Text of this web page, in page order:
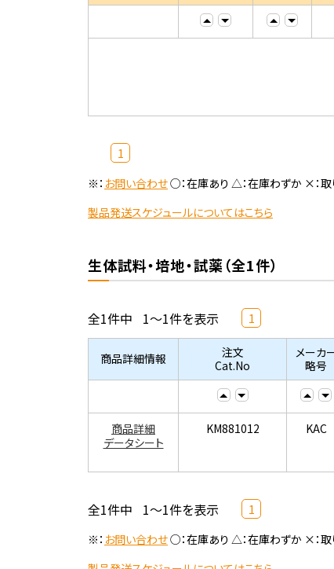
1
※： お問い合わせ○：在庫あり △：在庫わずか ×：取
製品発送スケジュールについてはこちら
生体試料・培地・試薬（全1件）
全1件中 1～1件を表示 1
商品詳細情報
注文
Cat.No
メーカ
略号
商品詳細
データシート
KM881012 KAC
全1件中 1～1件を表示 1
※： お問い合わせ○：在庫あり △：在庫わずか ×：取